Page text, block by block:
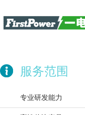
服务范围
专业研发能力